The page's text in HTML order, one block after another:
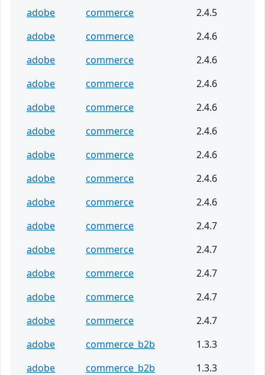
adobe
commerce
2.4.5
adobe
commerce
2.4.6
adobe
commerce
2.4.6
adobe
commerce
2.4.6
adobe
commerce
2.4.6
adobe
commerce
2.4.6
adobe
commerce
2.4.6
adobe
commerce
2.4.6
adobe
commerce
2.4.6
adobe
commerce
2.4.7
adobe
commerce
2.4.7
adobe
commerce
2.4.7
adobe
commerce
2.4.7
adobe
commerce
2.4.7
adobe
commerce_b2b
1.3.3
adobe
commerce_b2b
1.3.3